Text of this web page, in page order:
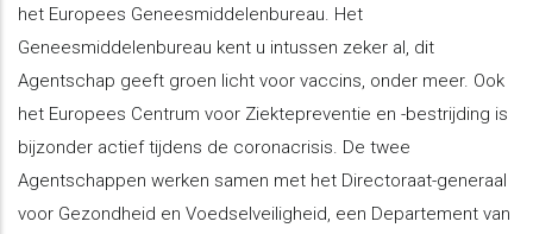
het Europees Geneesmiddelenbureau. Het
Geneesmiddelenbureau kent u intussen zeker al, dit
Agentschap geeft groen licht voor vaccins, onder meer. Ook
het Europees Centrum voor Ziektepreventie en -bestrijding is
bijzonder actief tijdens de coronacrisis. De twee
Agentschappen werken samen met het Directoraat-generaal
voor Gezondheid en Voedselveiligheid, een Departement van